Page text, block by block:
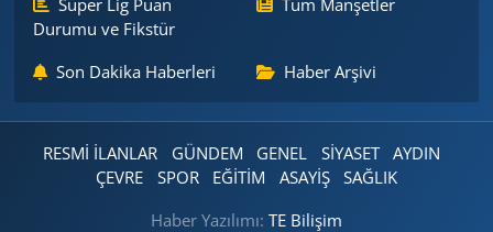
Süper Lig Puan
Durumu ve Fikstür
Tüm Manşetler
Son Dakika Haberleri Haber Arşivi
RESMİ İLANLAR GÜNDEM GENEL SİYASET
AYDIN
ÇEVRE
SPOR EĞİTİM ASAYİŞ
SAĞLIK
Haber Yazılımı: TE Bilişim